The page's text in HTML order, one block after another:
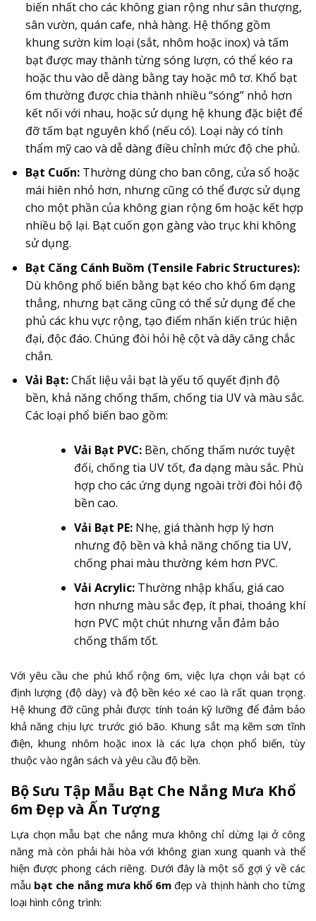
biến nhất cho các không gian rộng như sân thượng,
sân vườn, quán cafe, nhà hàng. Hệ thống gồm
khung sườn kim loại (sắt, nhôm hoặc inox) và tấm
bạt được may thành từng sóng lượn, có thể kéo ra
hoặc thu vào dễ dàng bằng tay hoặc mô tơ. Khổ bạt
6m thường được chia thành nhiều “sóng” nhỏ hơn
kết nối với nhau, hoặc sử dụng hệ khung đặc biệt để
đỡ tấm bạt nguyên khổ (nếu có). Loại này có tính
thẩm mỹ cao và dễ dàng điều chỉnh mức độ che phủ.
Bạt Cuốn:Thường dùng cho ban công, cửa sổ hoặc
mái hiên nhỏ hơn, nhưng cũng có thể được sử dụng
cho một phần của không gian rộng 6m hoặc kết hợp
nhiều bộ lại. Bạt cuốn gọn gàng vào trục khi không
sử dụng.
Bạt Căng Cánh Buồm (Tensile Fabric Structures):
Dù không phổ biến bằng bạt kéo cho khổ 6m dạng
thẳng, nhưng bạt căng cũng có thể sử dụng để che
phủ các khu vực rộng, tạo điểm nhấn kiến trúc hiện
đại, độc đáo. Chúng đòi hỏi hệ cột và dây căng chắc
chắn.
Vải Bạt:Chất liệu vải bạt là yếu tố quyết định độ
bền, khả năng chống thấm, chống tia UV và màu sắc.
Các loại phổ biến bao gồm:
Vải Bạt PVC:Bền, chống thấm nước tuyệt
đối, chống tia UV tốt, đa dạng màu sắc. Phù
hợp cho các ứng dụng ngoài trời đòi hỏi độ
bền cao.
Vải Bạt PE:Nhẹ, giá thành hợp lý hơn
nhưng độ bền và khả năng chống tia UV,
chống phai màu thường kém hơn PVC.
Vải Acrylic:Thường nhập khẩu, giá cao
hơn nhưng màu sắc đẹp, ít phai, thoáng khí
hơn PVC một chút nhưng vẫn đảm bảo
chống thấm tốt.
Với yêu cầu che phủ khổ rộng 6m, việc lựa chọn vải bạt có
định lượng (độ dày) và độ bền kéo xé cao là rất quan trọng.
Hệ khung đỡ cũng phải được tính toán kỹ lưỡng để đảm bảo
khả năng chịu lực trước gió bão. Khung sắt mạ kẽm sơn tĩnh
điện, khung nhôm hoặc inox là các lựa chọn phổ biến, tùy
thuộc vào ngân sách và yêu cầu độ bền.
Bộ Sưu Tập Mẫu Bạt Che Nắng Mưa Khổ
6m Đẹp và Ấn Tượng
Lựa chọn mẫu bạt che nắng mưa không chỉ dừng lại ở công
năng mà còn phải hài hòa với không gian xung quanh và thể
hiện được phong cách riêng. Dưới đây là một số gợi ý về các
mẫu bạt che nắng mưa khổ 6m đẹp và thịnh hành cho từng
loại hình công trình: